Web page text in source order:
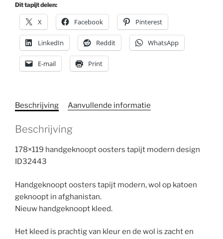
Dit tapijt delen:
X Facebook Pinterest
LinkedIn Reddit WhatsApp
E-mail Print
Beschrijving Aanvullende informatie
Beschrijving
178×119 handgeknoopt oosters tapijt modern design
ID32443
Handgeknoopt oosters tapijt modern, wol op katoen
geknoopt in afghanistan.
Nieuw handgeknoopt kleed.
Het kleed is prachtig van kleur en de wol is zacht en